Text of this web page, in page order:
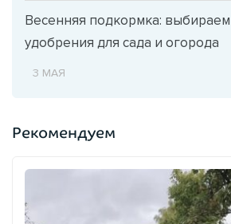
Весенняя подкормка:
удобрения для сада и огорода
3 МАЯ
Рекомендуем